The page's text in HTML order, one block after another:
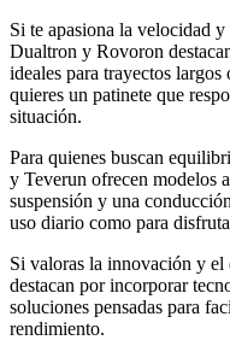
Si te apasiona la velocidad
Dualtron y Rovoron
ideales para trayectos
quieres un patinete que
situación.
Para quienes buscan
y Teverun ofrecen modelos
suspensión y una
uso diario como para
Si valoras la innovación y
destacan por incorporar
soluciones pensadas para
rendimiento.